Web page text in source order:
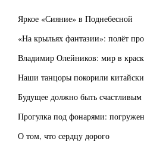
Яркое «Сияние» в Поднебесной
«На крыльях фантазии»: полёт
Владимир Олейников: мир в
Наши танцоры покорили
Будущее должно быть счастливым
Прогулка под фонарями:
О том, что сердцу дорого